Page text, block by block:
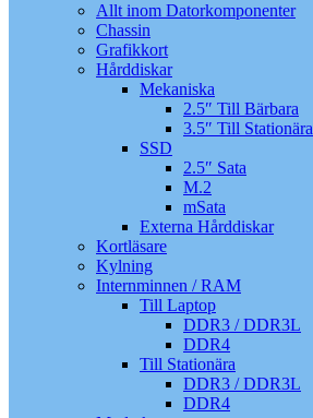
Allt inom Datorkomponenter
Chassin
Grafikkort
Hårddiskar
Mekaniska
2.5″ Till Bärbara
3.5″ Till Stationära
SSD
2.5″ Sata
M.2
mSata
Externa Hårddiskar
Kortläsare
Kylning
Internminnen / RAM
Till Laptop
DDR3 / DDR3L
DDR4
Till Stationära
DDR3 / DDR3L
DDR4